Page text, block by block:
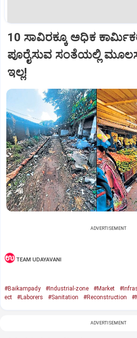
10 ಸಾವಿರಕ್ಕೂ ಅಧಿಕ
ಪೂರೈಸುವ ಸಂತೆಯಲ್ಲಿ
ಇಲ್ಲ!
ADVERTISEMENT
TEAM UDAYAVANI
#Baikampady #Industrial-zone #Market
ect
#Laborers #Sanitation #Reconstruction
ADVERTISEMENT